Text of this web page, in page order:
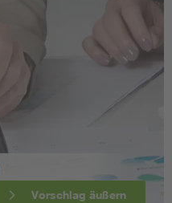
Vorschlag äußern